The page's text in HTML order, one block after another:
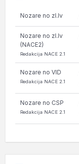
Nozare no zl.lv
Nozare no zl.lv
(NACE2)
Redakcija NACE 2.1
Nozare no VID
Redakcija NACE 2.1
Nozare no CSP
Redakcija NACE 2.1